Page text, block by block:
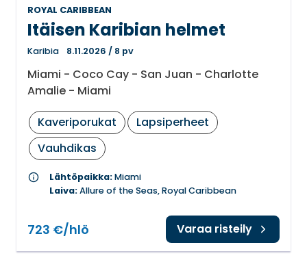
ROYAL CARIBBEAN
Itäisen Karibian helmet
Karibia 8.11.2026 / 8 pv
Miami - Coco Cay - San Juan - Charlotte
Amalie - Miami
Kaveriporukat
Lapsiperheet
Vauhdikas
info Lähtöpaikka:Miami
Laiva:Allure of the Seas, Royal Caribbean
723 €/hlö Varaa risteily